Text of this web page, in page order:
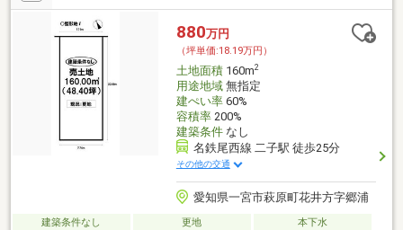
880万円
（坪単価:18.19万円）
土地面積160m2
用途地域無指定
建ぺい率60%
容積率200%
建築条件なし
名鉄尾西線 二子駅 徒歩25分
その他の交通
愛知県一宮市萩原町花井方字郷浦
建築条件なし 更地 本下水